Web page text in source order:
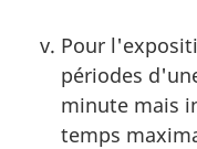
Pour
périodes
minute mais
temps